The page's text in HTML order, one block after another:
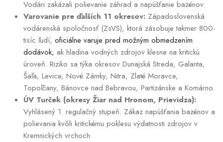
Vodári zakázali polievanie záhrad a napúšťanie bazénov.
Varovanie pre ďalších 11 okresov: Západoslovenská
vodárenská spoločnosť (ZsVS), ktorá zásobuje takmer 800-
tisíc ľudí, oficiálne varuje pred možným obmedzením
dodávok, ak hladina vodných zdrojov klesne na kritickú
úroveň. Riziko sa týka okresov Dunajská Streda, Galanta,
Šaľa, Levice, Nové Zámky, Nitra, Zlaté Moravce,
Topoľčany, Bánovce nad Bebravou, Partizánske a Komárno.
ÚV Turček (okresy Žiar nad Hronom, Prievidza):
Vyhlásený 1. regulačný stupeň. Zákaz napúšťania bazénov a
polievania kvôli kritickému poklesu výdatnosti zdrojov v
Kremnických vrchoch.